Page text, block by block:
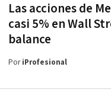
Las acciones de
casi 5% en Wall
balance
PoriProfesional